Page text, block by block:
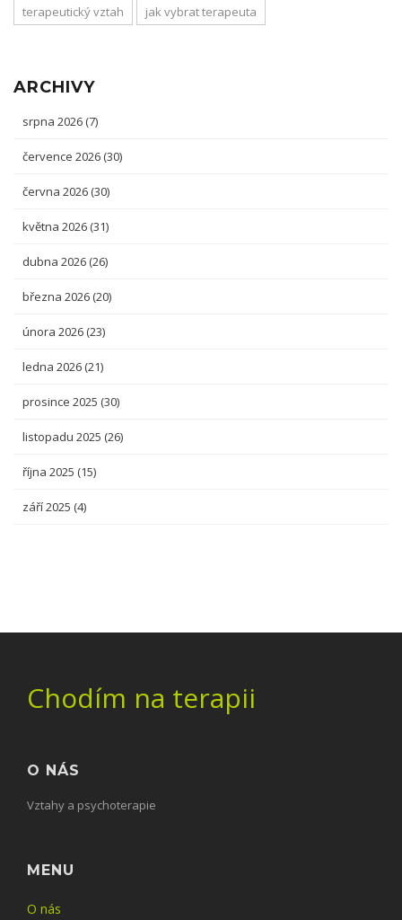
terapeutický vztah
jak vybrat terapeuta
ARCHIVY
srpna 2026 (7)
července 2026 (30)
června 2026 (30)
května 2026 (31)
dubna 2026 (26)
března 2026 (20)
února 2026 (23)
ledna 2026 (21)
prosince 2025 (30)
listopadu 2025 (26)
října 2025 (15)
září 2025 (4)
Chodím na terapii
O NÁS
Vztahy a psychoterapie
MENU
O nás